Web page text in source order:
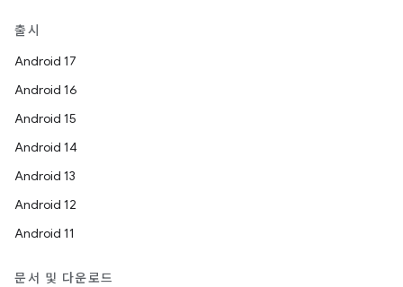
출시
Android 17
Android 16
Android 15
Android 14
Android 13
Android 12
Android 11
문서 및 다운로드